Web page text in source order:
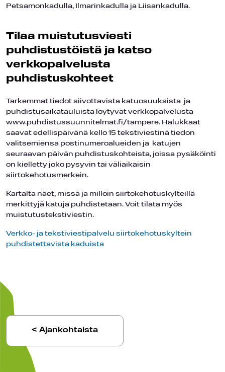
Petsamonkadulla, Ilmarinkadulla ja Liisankadulla.
Tilaa muistutusviesti
puhdistustöistä ja katso
verkkopalvelusta
puhdistuskohteet
Tarkemmat tiedot siivottavista katuosuuksista ja
puhdistusaikatauluista löytyvät verkkopalvelusta
www.puhdistussuunnitelmat.fi/tampere. Halukkaat
saavat edellispäivänä kello 15 tekstiviestinä tiedon
valitsemiensa postinumeroalueiden ja katujen
seuraavan päivän puhdistuskohteista, joissa pysäköinti
on kielletty joko pysyvin tai väliaikaisin
siirtokehotusmerkein.
Kartalta näet, missä ja milloin siirtokehotuskylteillä
merkittyjä katuja puhdistetaan. Voit tilata myös
muistutustekstiviestin.
Verkko- ja tekstiviestipalvelu siirtokehotuskyltein
puhdistettavista kaduista
< Ajankohtaista